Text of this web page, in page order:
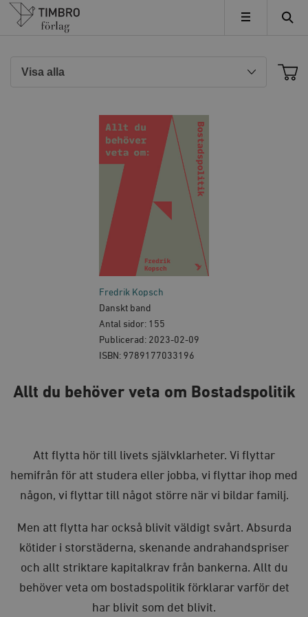
Timbro
MENY
Fredrik Kopsch
Danskt band
Antal sidor: 155
Publicerad: 2023-02-09
ISBN: 9789177033196
Allt du behöver veta om Bostadspolitik
Att flytta hör till livets självklarheter. Vi flyttar
hemifrån för att studera eller jobba, vi flyttar ihop med
någon, vi flyttar till något större när vi bildar familj.
Men att flytta har också blivit väldigt svårt. Absurda
kötider i storstäderna, skenande andrahandspriser
och allt striktare kapitalkrav från bankerna. Allt du
behöver veta om bostadspolitik förklarar varför det
har blivit som det blivit.